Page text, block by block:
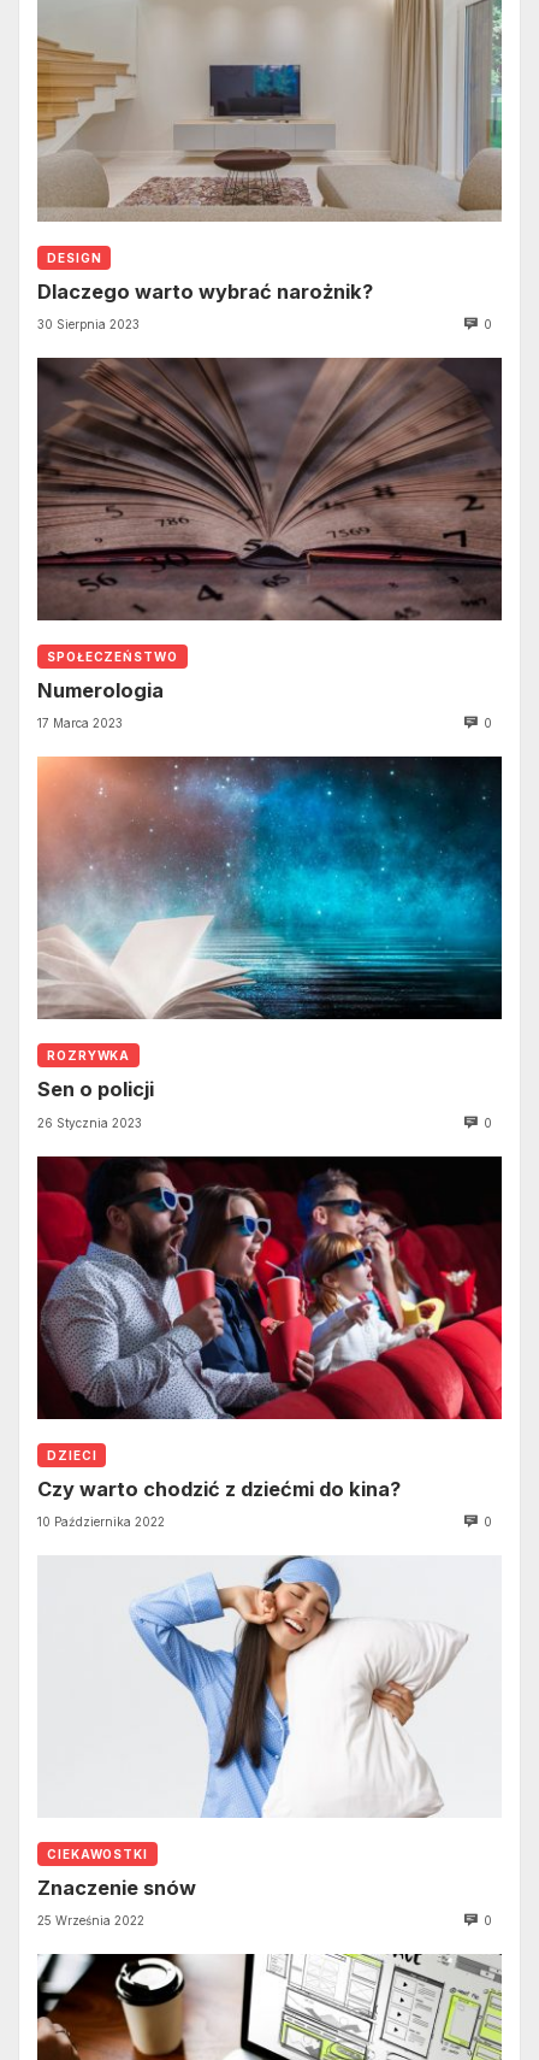
DESIGN
Dlaczego warto wybrać narożnik?
30 Sierpnia 2023 0
SPOŁECZEŃSTWO
Numerologia
17 Marca 2023 0
ROZRYWKA
Sen o policji
26 Stycznia 2023 0
DZIECI
Czy warto chodzić z dziećmi do kina?
10 Października 2022 0
CIEKAWOSTKI
Znaczenie snów
25 Września 2022 0